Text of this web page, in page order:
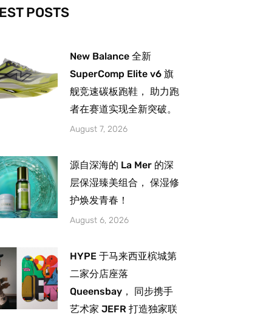
m
POSTS
New Balance 全新
SuperComp Elite v6 旗
舰竞速碳板跑鞋， 助力跑
者在赛道实现全新突破。
August 7, 2026
源自深海的 La Mer 的深
层保湿臻美组合， 保湿修
护焕发青春！
August 6, 2026
HYPE 于马来西亚槟城第
二家分店座落
Queensbay， 同步携手
艺术家 JEFR 打造独家联